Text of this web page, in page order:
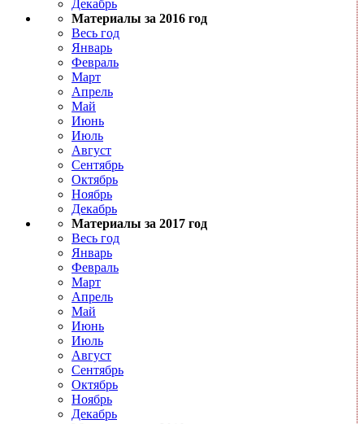
Декабрь
Материалы за 2016 год
Весь год
Январь
Февраль
Март
Апрель
Май
Июнь
Июль
Август
Сентябрь
Октябрь
Ноябрь
Декабрь
Материалы за 2017 год
Весь год
Январь
Февраль
Март
Апрель
Май
Июнь
Июль
Август
Сентябрь
Октябрь
Ноябрь
Декабрь